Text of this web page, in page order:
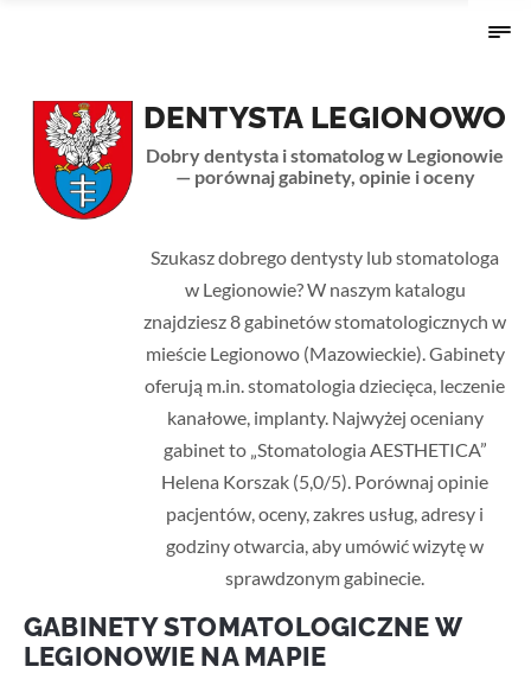
DENTYSTA LEGIONOWO
Dobry dentysta i stomatolog w Legionowie
— porównaj gabinety, opinie i oceny
Szukasz dobrego dentysty lub stomatologa
w Legionowie? W naszym katalogu
znajdziesz 8 gabinetów stomatologicznych w
mieście Legionowo (Mazowieckie). Gabinety
oferują m.in. stomatologia dziecięca, leczenie
kanałowe, implanty. Najwyżej oceniany
gabinet to „Stomatologia AESTHETICA”
Helena Korszak (5,0/5). Porównaj opinie
pacjentów, oceny, zakres usług, adresy i
godziny otwarcia, aby umówić wizytę w
sprawdzonym gabinecie.
GABINETY STOMATOLOGICZNE W
LEGIONOWIE NA MAPIE